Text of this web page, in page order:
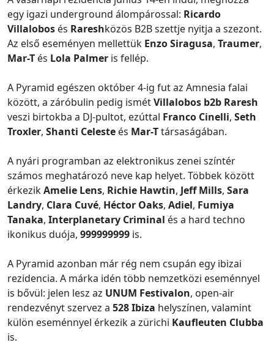
egy igazi underground álompárossal: Ricardo
Villalobos és Rareshközös B2B szettje nyitja a szezont.
Az első eseményen mellettük Enzo Siragusa, Traumer,
Mar-T és Lola Palmer is fellép.
A Pyramid egészen október 4-ig fut az Amnesia falai
között, a záróbulin pedig ismétVillalobos b2b Raresh
veszi birtokba a DJ-pultot, ezúttal Franco Cinelli, Seth
Troxler, Shanti Celeste és Mar-Ttársaságában.
A nyári programban az elektronikus zenei színtér
számos meghatározó neve kap helyet. Többek között
érkezikAmelie Lens, Richie Hawtin, Jeff Mills, Sara
Landry, Clara Cuvé, Héctor Oaks, Adiel, Fumiya
Tanaka, Interplanetary Criminal és a hard techno
ikonikus duója, 999999999 is.
A Pyramid azonban már rég nem csupán egy ibizai
rezidencia. A márka idén több nemzetközi eseménnyel
is bővül: jelen lesz az UNUM Festivalon, open-air
rendezvényt szervez a 528 Ibiza helyszínen, valamint
külön eseménnyel érkezik a zürichi Kaufleuten Clubba
is.